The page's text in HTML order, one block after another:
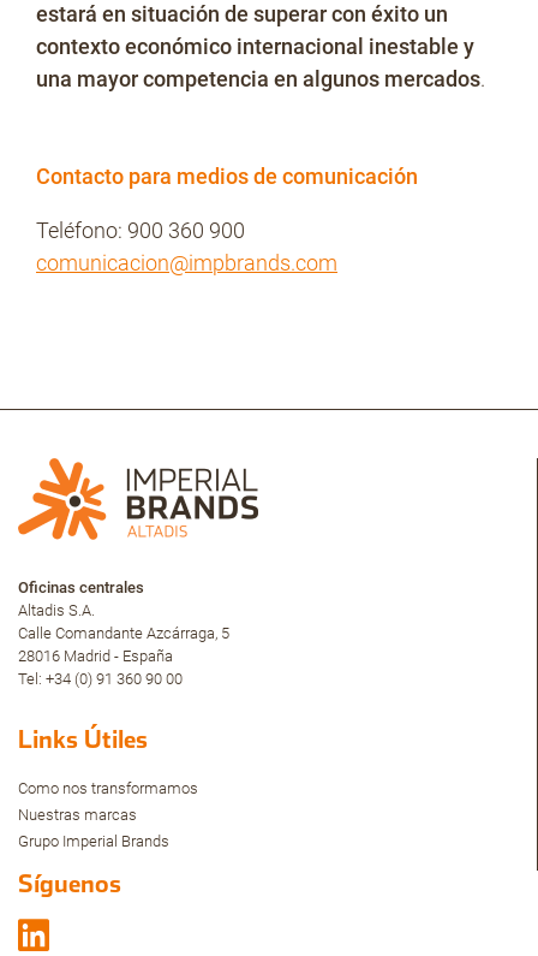
estará en situación de superar con éxito un
contexto económico internacional inestable y
una mayor competencia en algunos mercados.
Contacto para medios de comunicación
Teléfono: 900 360 900
comunicacion@impbrands.com
Oficinas centrales
Altadis S.A.
Calle Comandante Azcárraga, 5
28016 Madrid - España
Tel: +34 (0) 91 360 90 00
Links Útiles
Como nos transformamos
Nuestras marcas
Grupo Imperial Brands
Síguenos